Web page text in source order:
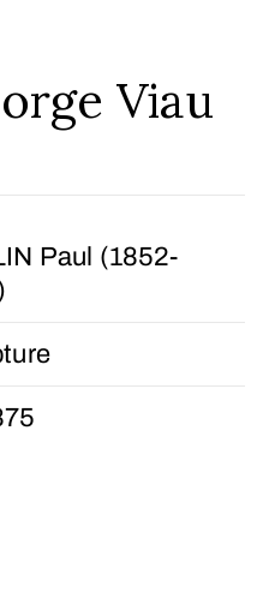
Viau
Paul (1852-